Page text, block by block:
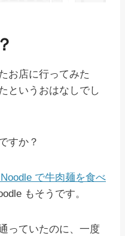
お店に行ってみた
というおはなしでし
すか？
で牛肉麺を食べ
もそうです。
っていたのに、一度